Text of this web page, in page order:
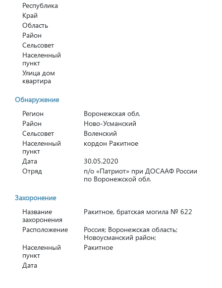
Республика
Край
Область
Район
Сельсовет
Населенный
пункт
Улица дом
квартира
Обнаружение
Регион
Воронежская обл.
Район
Ново-Усманский
Сельсовет
Воленский
Населенный
пункт
кордон Ракитное
Дата
30.05.2020
Отряд
п/о «Патриот» при ДОСААФ России
по Воронежской обл.
Захоронение
Название
захоронения
Ракитное, братская могила № 622
Расположение
Россия; Воронежская область;
Новоусманский район;
Населенный
пункт
Ракитное
Дата